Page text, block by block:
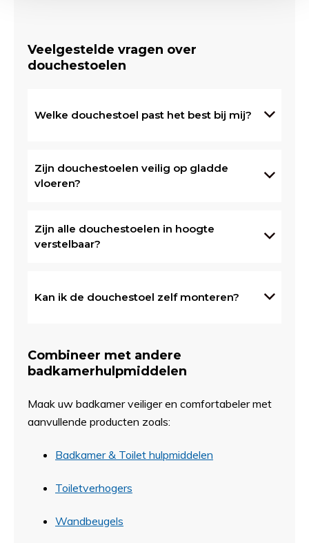
Veelgestelde vragen over
douchestoelen
Welke douchestoel past het best bij mij?
Zijn douchestoelen veilig op gladde
vloeren?
Zijn alle douchestoelen in hoogte
verstelbaar?
Kan ik de douchestoel zelf monteren?
Combineer met andere
badkamerhulpmiddelen
Maak uw badkamer veiliger en comfortabeler met
aanvullende producten zoals:
Badkamer & Toilet hulpmiddelen
Toiletverhogers
Wandbeugels